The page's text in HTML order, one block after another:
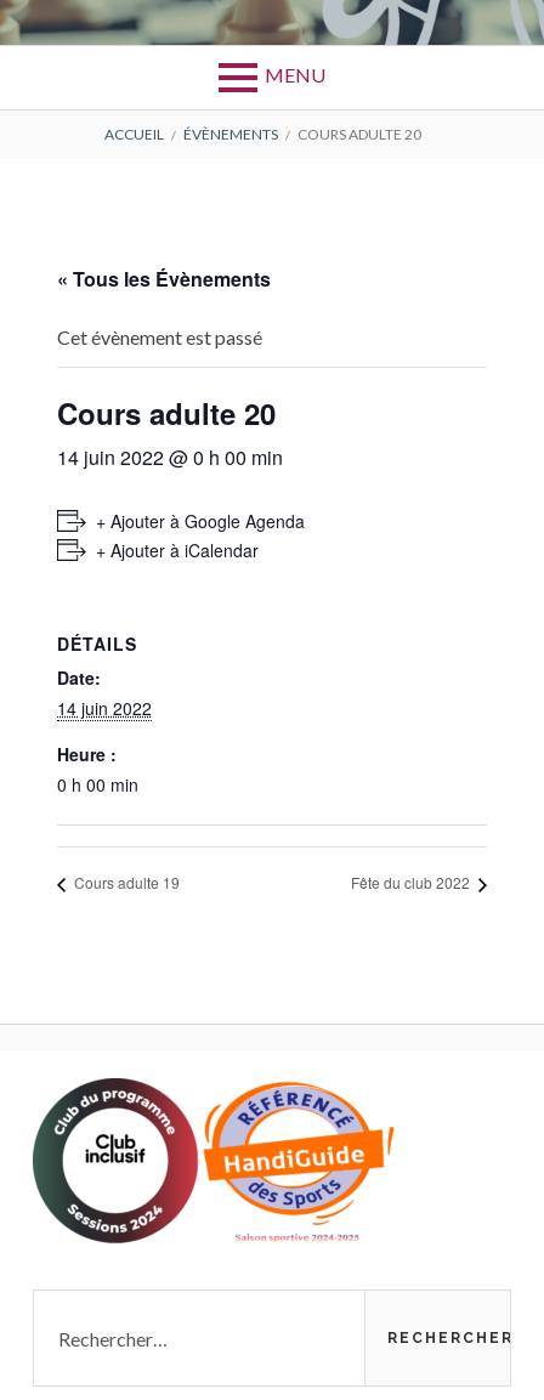
MENU
ACCUEIL ÉVÈNEMENTS COURS ADULTE 20
« Tous les Évènements
Cet évènement est passé
Cours adulte 20
14 juin 2022 @ 0 h 00 min
+ Ajouter à Google Agenda
+ Ajouter à iCalendar
DÉTAILS
Date:
14 juin 2022
Heure :
0 h 00 min
Cours adulte 19 Fête du club 2022